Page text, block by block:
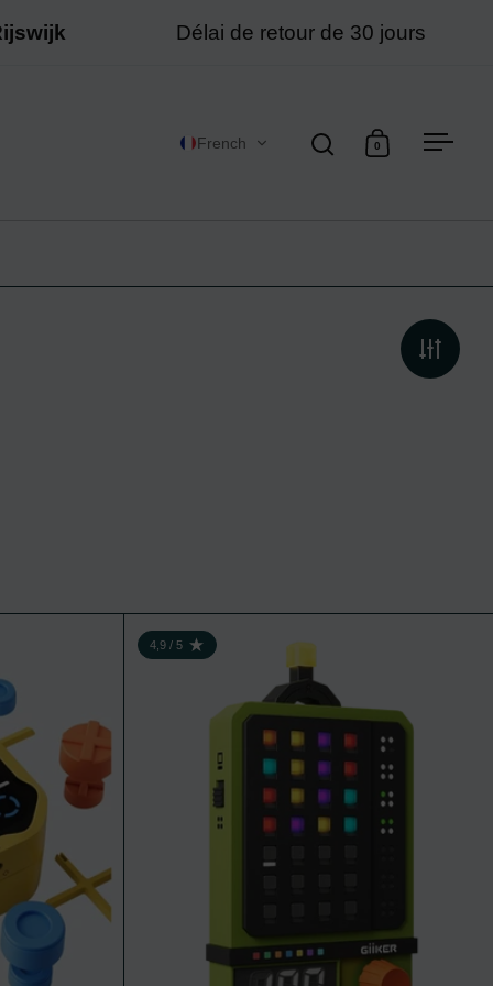
Délai de retour de 30 jours
French
Ouvrir la fenêtre de
Ouvrir le panier
0 Ouvrir
GiiKER Infinite Tic-Tac-Toe Bolt (3 games in 1)
NOTE : 4,9 SUR 5
4,9 / 5